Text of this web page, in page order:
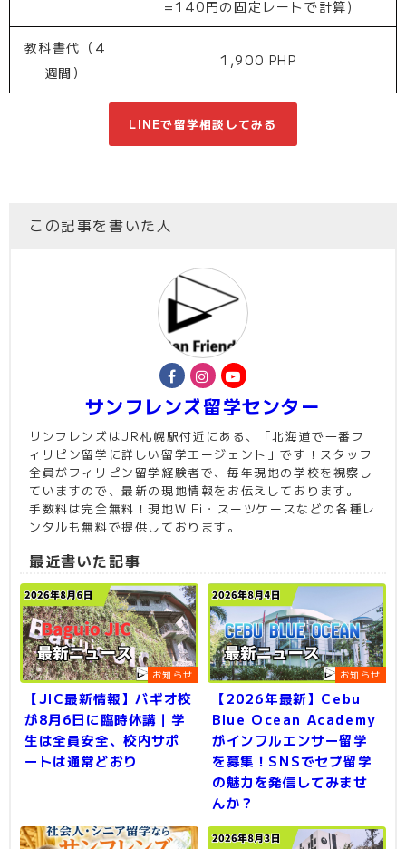
=140円の固定レートで計算)
教科書代（4
週間）
1,900 PHP
LINEで留学相談してみる
この記事を書いた人
サンフレンズ留学センター
サンフレンズはJR札幌駅付近にある、「北海道で一番フ
ィリピン留学に詳しい留学エージェント」です！スタッフ
全員がフィリピン留学経験者で、毎年現地の学校を視察し
ていますので、最新の現地情報をお伝えしております。
手数料は完全無料！現地WiFi・スーツケースなどの各種レ
ンタルも無料で提供しております。
最近書いた記事
お知らせ
【JIC最新情報】バギオ校
が8月6日に臨時休講｜学
生は全員安全、校内サポ
ートは通常どおり
お知らせ
【2026年最新】Cebu
Blue Ocean Academy
がインフルエンサー留学
を募集！SNSでセブ留学
の魅力を発信してみませ
んか？